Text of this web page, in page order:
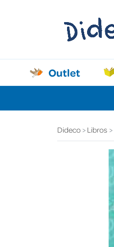
Outlet
Dideco Libros